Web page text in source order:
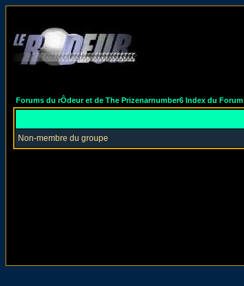
Forums du rÔdeur et de The Prizenarnumber6 Index du Forum
Non-membre du groupe